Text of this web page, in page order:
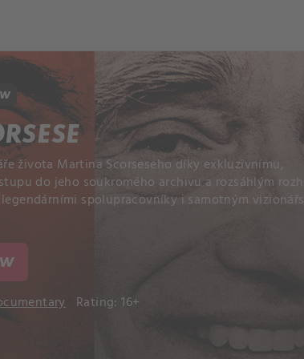
života Martina Scorseseho díky exkluzivnímu,
do jeho soukromého archivu a rozsáhlým
spolupracovníky i samotným
Rating: 16+